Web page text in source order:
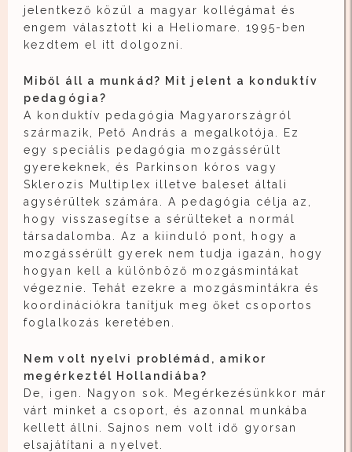
jelentkező közül a magyar kollégámat és
engem választott ki a Heliomare. 1995-ben
kezdtem el itt dolgozni.
Miből áll a munkád? Mit jelent a konduktív
pedagógia?
A konduktív pedagógia Magyarországról
származik, Pető András a megalkotója. Ez
egy speciális pedagógia mozgássérült
gyerekeknek, és Parkinson kóros vagy
Sklerozis Multiplex illetve baleset általi
agysérültek számára. A pedagógia célja az,
hogy visszasegítse a sérülteket a normál
társadalomba. Az a kiinduló pont, hogy a
mozgássérült gyerek nem tudja igazán, hogy
hogyan kell a különböző mozgásmintákat
végeznie. Tehát ezekre a mozgásmintákra és
koordinációkra tanítjuk meg őket csoportos
foglalkozás keretében.
Nem volt nyelvi problémád, amikor
megérkeztél Hollandiába?
De, igen. Nagyon sok. Megérkezésünkkor már
várt minket a csoport, és azonnal munkába
kellett állni. Sajnos nem volt idő gyorsan
elsajátítani a nyelvet.